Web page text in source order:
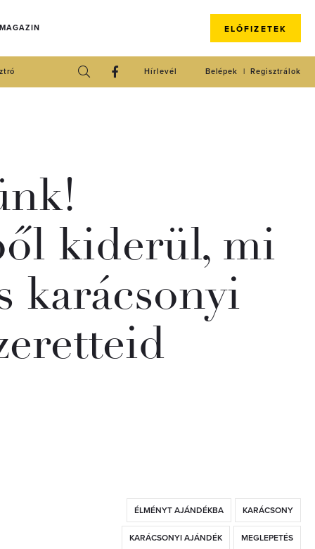
ELŐFIZETEK
Regisztrálok
Belépek
Hírlevél
kiderül, mi
karácsonyi
ÉLMÉNYT AJÁNDÉKBA KARÁCSONY
KARÁCSONYI AJÁNDÉK MEGLEPETÉS